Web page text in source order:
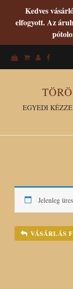
Kedves
elfogyott. Az
EGYEDI
Jelenleg
VÁSÁRLÁS